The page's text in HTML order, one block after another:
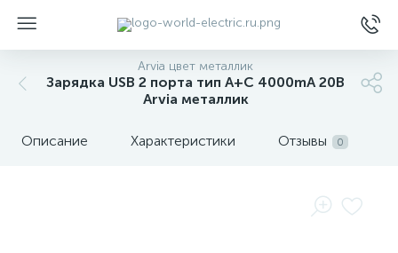
Arvia цвет металлик
Зарядка USB 2 порта тип А+C 4000mA 20В
Arvia металлик
Описание Характеристики Отзывы 0